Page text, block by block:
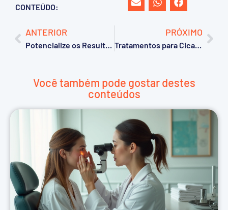
CONTEÚDO:
ANTERIOR
Potencialize os Resultados do Laser CO2 com Drug Delivery
PRÓXIMO
Tratamentos para Cicatriz de Acne
Você também pode gostar destes
conteúdos